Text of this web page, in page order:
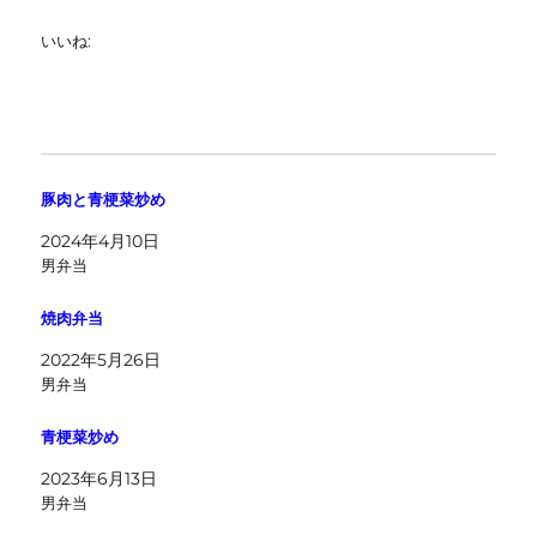
いいね:
豚肉と青梗菜炒め
2024年4月10日
男弁当
焼肉弁当
2022年5月26日
男弁当
青梗菜炒め
2023年6月13日
男弁当